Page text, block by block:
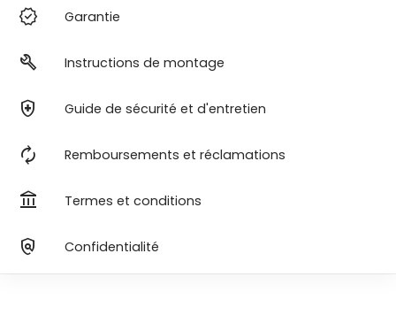
verified Garantie
build Instructions de montage
health_and_safety Guide de sécurité et d'entretien
autorenew Remboursements et réclamations
account_balance Termes et conditions
policy Confidentialité